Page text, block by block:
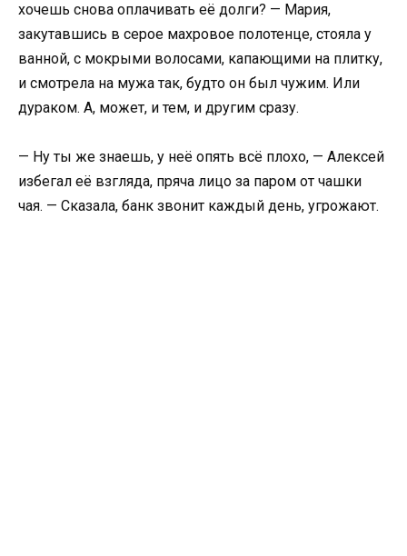
хочешь снова оплачивать её долги? — Мария,
закутавшись в серое махровое полотенце, стояла у
ванной, с мокрыми волосами, капающими на плитку,
и смотрела на мужа так, будто он был чужим. Или
дураком. А, может, и тем, и другим сразу.
— Ну ты же знаешь, у неё опять всё плохо, — Алексей
избегал её взгляда, пряча лицо за паром от чашки
чая. — Сказала, банк звонит каждый день, угрожают.